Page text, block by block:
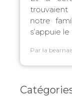
notre
s’appuie
Par la